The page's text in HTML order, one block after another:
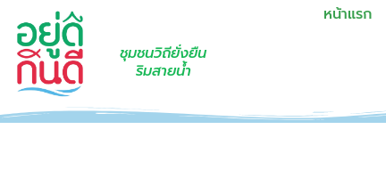
ชุมชนวิถียั่งยืน
ริมสายน้ำ
หน้าแรก